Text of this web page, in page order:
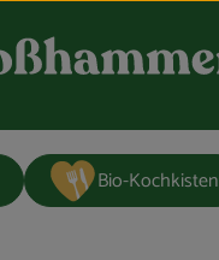
Bio-Kochkisten